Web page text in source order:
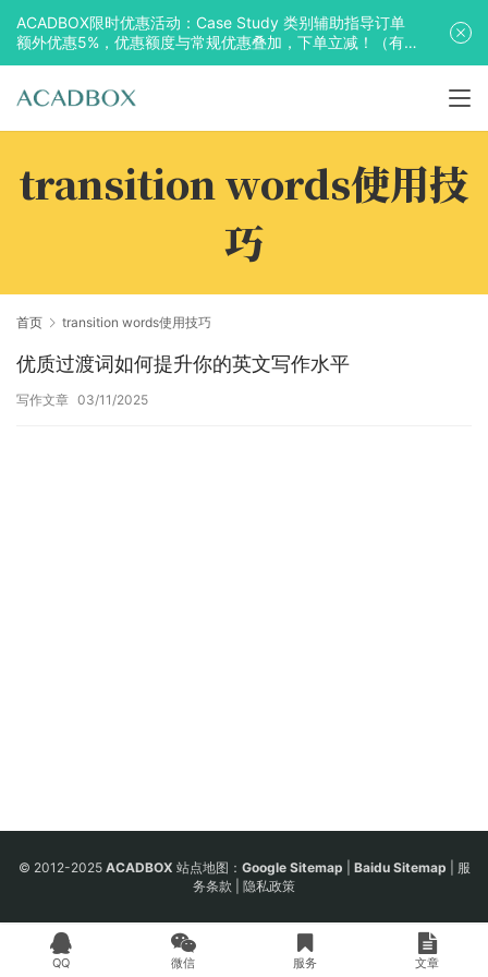
transition words使用技
巧
首页 transition words使用技巧
优质过渡词如何提升你的英文写作水平
写作文章 03/11/2025
© 2012-2025 ACADBOX 站点地图： Google Sitemap Baidu Sitemap
服
务条款
隐私政策
QQ 微信 服务 文章
ACADBOX限时优惠活动：Case Study 类别辅助指导订单
额外优惠5%，优惠额度与常规优惠叠加，下单立减！（有
效期至2025年10月31日）